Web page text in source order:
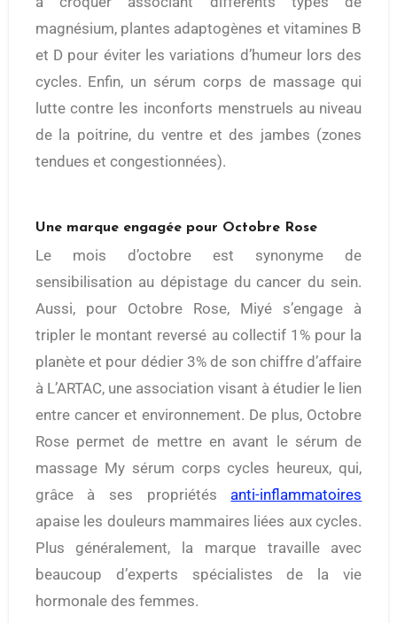
magnésium, plantes adaptogènes et vitamines B
et D pour éviter les variations d’humeur lors des
cycles. Enfin, un sérum corps de massage qui
lutte contre les inconforts menstruels au niveau
de la poitrine, du ventre et des jambes (zones
tendues et congestionnées).
Une marque engagée pour Octobre Rose
Le mois d’octobre est synonyme de
sensibilisation au dépistage du cancer du sein.
Aussi, pour Octobre Rose, Miyé s’engage à
tripler le montant reversé au collectif 1% pour la
planète et pour dédier 3% de son chiffre d’affaire
à L’ARTAC, une association visant à étudier le lien
entre cancer et environnement. De plus, Octobre
Rose permet de mettre en avant le sérum de
massage My sérum corps cycles heureux, qui,
grâce à ses propriétés anti-inflammatoires
apaise les douleurs mammaires liées aux cycles.
Plus généralement, la marque travaille avec
beaucoup d’experts spécialistes de la vie
hormonale des femmes.